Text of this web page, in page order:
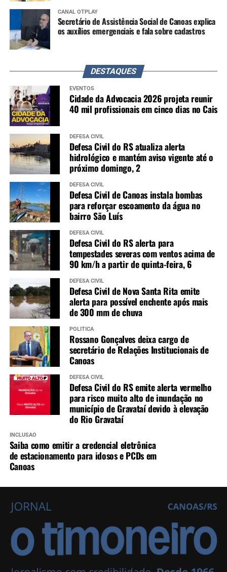
CANAL OTPLAY
Secretário de Assistência Social de Canoas explica
os auxílios emergenciais e fala sobre cadastros
DESTAQUES
EVENTOS
Cidade da Advocacia 2026 projeta reunir
40 mil profissionais em cinco dias no Cais
DEFESA CIVIL
Defesa Civil do RS atualiza alerta
hidrológico e mantém aviso vigente até o
próximo domingo, 2
DEFESA CIVIL
Defesa Civil de Canoas instala bombas
para reforçar escoamento da água no
bairro São Luís
DEFESA CIVIL
Defesa Civil do RS alerta para
tempestades severas com ventos acima de
90 km/h a partir de quinta-feira, 6
DEFESA CIVIL
Defesa Civil de Nova Santa Rita emite
alerta para possível enchente após mais
de 300 mm de chuva
POLÍTICA
Rossano Gonçalves deixa cargo de
secretário de Relações Institucionais de
Canoas
DEFESA CIVIL
Defesa Civil do RS emite alerta vermelho
para risco muito alto de inundação no
município de Gravataí devido à elevação
do Rio Gravataí
INCLUSÃO
Saiba como emitir a credencial eletrônica
de estacionamento para idosos e PCDs em
Canoas